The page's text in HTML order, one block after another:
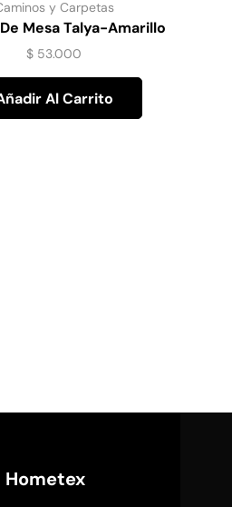
y Carpetas
Mesa Talya-Amarillo
$ 53.000
Al Carrito